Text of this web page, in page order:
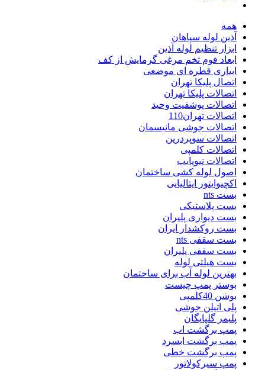
همه
آذین لوله سپاهان
ابزار تنظیم لوله آذین
ابعاد فوم تخم مرغی گرمایش از کف
ابیاری قطره ای موضعی
اتصال پلیکا تهران
اتصالات پلیکا تهران
اتصالات پوشفیت وحید
اتصالات تهران110
اتصالات جوشی مانیسمان
اتصالات سوپردرین
اتصالات کلمپی
اتصالات نیوپایپ
اصول لوله کشی ساختمان
اکچیوایتور ایتالیایی
بست nts
بست پلاستیکی
بست دیواری پلیران
بست روکشدار ایران
بست سقفی nts
بست سقفی پلیران
بست هیلتی لوله
بهترین لوله آب برای ساختمان
بوستر پمپ چیست
بوشن 40کلمپی
پلی اتیلن جوشی
پلیمر گلپایگان
پمپ برگشت اب
پمپ برگشت ابسرد
پمپ برگشت خطی
پمپ سیرکولاتور